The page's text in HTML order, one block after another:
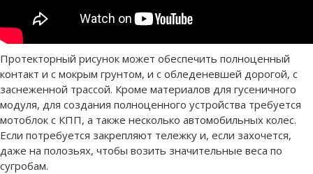
Протекторный рисунок может обеспечить полноценный
контакт и с мокрым грунтом, и с обледеневшей дорогой, с
заснеженной трассой. Кроме материалов для гусеничного
модуля, для создания полноценного устройства требуется
мотоблок с КПП, а также несколько автомобильных колес.
Если потребуется закрепляют тележку и, если захочется,
даже на полозьях, чтобы возить значительные веса по
сугробам.